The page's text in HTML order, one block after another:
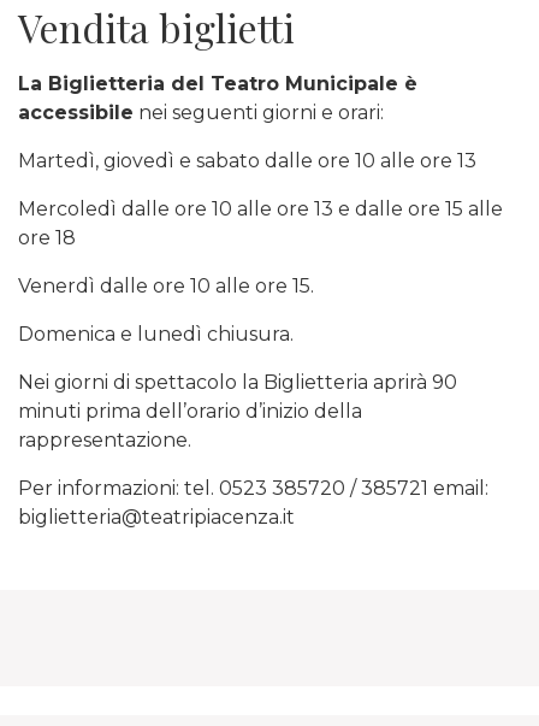
Vendita biglietti
La Biglietteria del Teatro Municipale è
accessibile nei seguenti giorni e orari:
Martedì, giovedì e sabato dalle ore 10 alle ore 13
Mercoledì dalle ore 10 alle ore 13 e dalle ore 15 alle
ore 18
Venerdì dalle ore 10 alle ore 15.
Domenica e lunedì chiusura.
Nei giorni di spettacolo la Biglietteria aprirà 90
minuti prima dell’orario d’inizio della
rappresentazione.
Per informazioni: tel. 0523 385720 / 385721 email:
biglietteria@teatripiacenza.it